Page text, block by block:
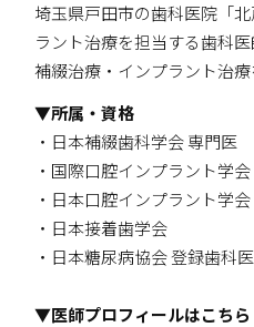
埼玉県戸田市の歯科医院「
ラント治療を担当する歯科
補綴治療・インプラント治療
▼所属・資格
・日本補綴歯科学会 専門医
・国際口腔インプラント学
・日本口腔インプラント学会
・日本接着歯学会
・日本糖尿病協会 登録歯科医
▼医師プロフィールはこちら